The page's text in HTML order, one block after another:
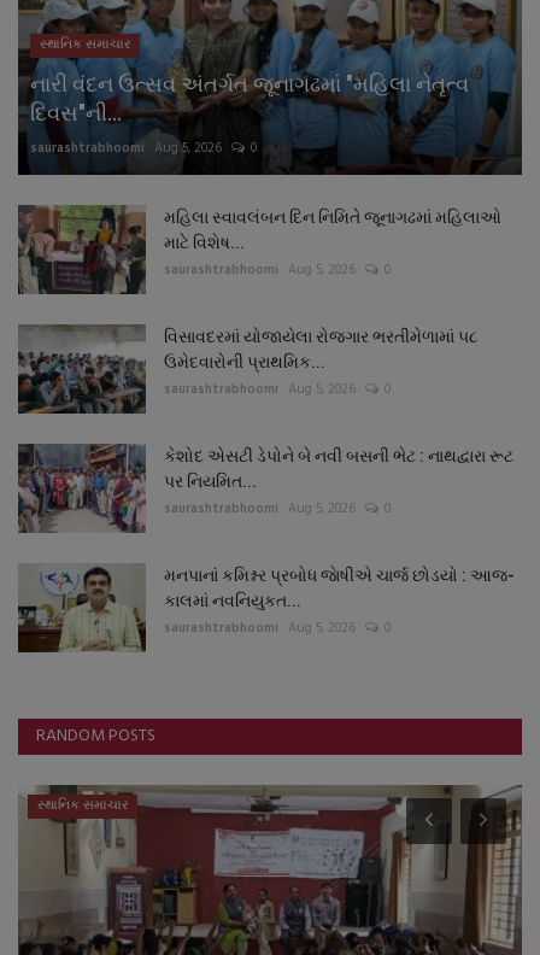
સ્થાનિક સમાચાર
નારી વંદન ઉત્સવ અંતર્ગત જૂનાગઢમાં "મહિલા નેતૃત્વ
દિવસ"ની...
saurashtrabhoomi Aug 5, 2026 0
મહિલા સ્વાવલંબન દિન નિમિતે જૂનાગઢમાં મહિલાઓ
માટે વિશેષ...
saurashtrabhoomi Aug 5, 2026 0
વિસાવદરમાં યોજાયેલા રોજગાર ભરતીમેળામાં ૫૮
ઉમેદવારોની પ્રાથમિક...
saurashtrabhoomi Aug 5, 2026 0
કેશોદ એસટી ડેપોને બે નવી બસની ભેટ : નાથદ્વારા રૂટ
પર નિયમિત...
saurashtrabhoomi Aug 5, 2026 0
મનપાનાં કમિશ્નર પ્રબોધ જાેષીએ ચાર્જ છોડયો : આજ-
કાલમાં નવનિયુકત...
saurashtrabhoomi Aug 5, 2026 0
RANDOM POSTS
સ્થાનિક સમાચાર